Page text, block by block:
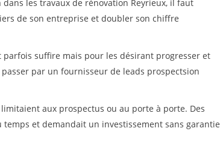
les travaux de rénovation Reyrieux, il faut
de son entreprise et doubler son chiffre
suffire mais pour les désirant progresser et
par un fournisseur de leads prospectsion
aux prospectus ou au porte à porte. Des
et demandait un investissement sans garantie